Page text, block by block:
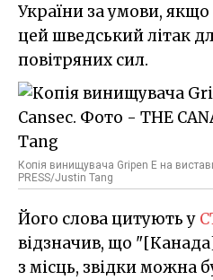
України за умови,
цей шведський літак
повітряних сил.
Копія винищувача Gripen E на
PRESS/Justin Tang
Його слова цитують у
відзначив, що
з місць, звідки можна